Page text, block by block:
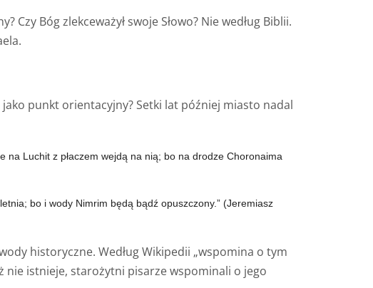
Bóg zlekceważył swoje Słowo? Nie według Biblii.
jako punkt orientacyjny? Setki lat później miasto nadal
na Luchit z płaczem wejdą na nią; bo na drodze Choronaima
bo i wody Nimrim będą bądź opuszczony.” (Jeremiasz
historyczne. Według Wikipedii „wspomina o tym
nie istnieje, starożytni pisarze wspominali o jego